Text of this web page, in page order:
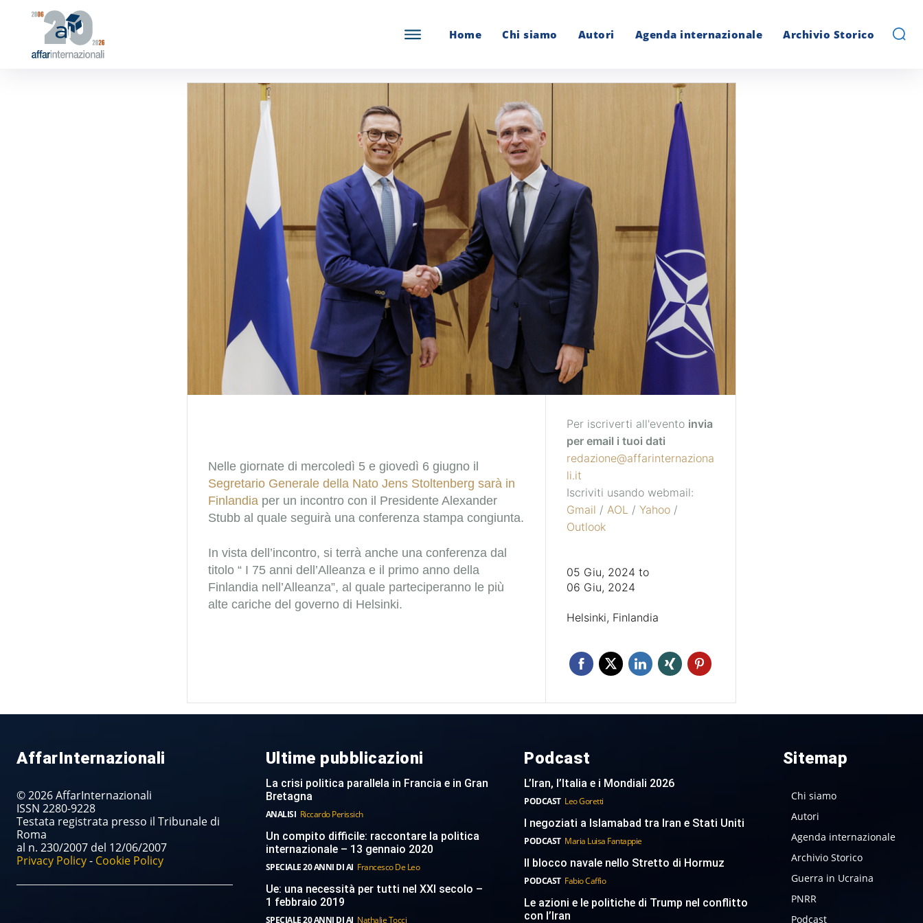
Home Chi siamo Autori Agenda internazionale Archivio Storico
Nelle giornate di mercoledì 5 e giovedì 6 giugno il
Segretario Generale della Nato Jens Stoltenberg sarà in
Finlandia per un incontro con il Presidente Alexander
Stubb al quale seguirà una conferenza stampa congiunta.
In vista dell’incontro, si terrà anche una conferenza dal
titolo “ I 75 anni dell’Alleanza e il primo anno della
Finlandia nell’Alleanza”, al quale parteciperanno le più
alte cariche del governo di Helsinki.
Per iscriverti all'evento invia
per email i tuoi dati
redazione@affarinternaziona
li.it
Iscriviti usando webmail:
Gmail / AOL / Yahoo /
Outlook
05 Giu, 2024 to
06 Giu, 2024
Helsinki, Finlandia
AffarInternazionali
© 2026 AffarInternazionali
ISSN 2280-9228
Testata registrata presso il Tribunale di
Roma
al n. 230/2007 del 12/06/2007
Privacy Policy- Cookie Policy
Ultime pubblicazioni
La crisi politica parallela in Francia e in Gran
Bretagna
ANALISI Riccardo Perissich
Un compito difficile: raccontare la politica
internazionale – 13 gennaio 2020
SPECIALE 20 ANNI DI AI Francesco De Leo
Ue: una necessità per tutti nel XXI secolo –
1 febbraio 2019
SPECIALE 20 ANNI DI AI Nathalie Tocci
Podcast
L’Iran, l’Italia e i Mondiali 2026
PODCAST Leo Goretti
I negoziati a Islamabad tra Iran e Stati Uniti
PODCAST Maria Luisa Fantappie
Il blocco navale nello Stretto di Hormuz
PODCAST Fabio Caffio
Le azioni e le politiche di Trump nel conflitto
con l’Iran
Sitemap
Chi siamo
Autori
Agenda internazionale
Archivio Storico
Guerra in Ucraina
PNRR
Podcast